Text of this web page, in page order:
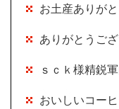
お土産ありが
ありがとうご
ｓｃｋ様精鋭
おいしいコー